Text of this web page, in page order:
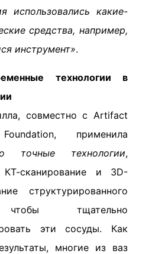
использовались какие-
средства, например,
инструмент».
технологии в
совместно с Artifact
применила
точные технологии,
сканирование и 3D-
структурированного
тщательно
эти сосуды. Как
многие из ваз